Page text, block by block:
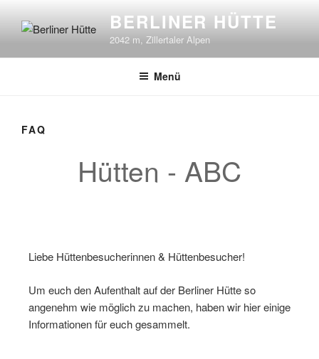
BERLINER HÜTTE
2042 m, Zillertaler Alpen
Menü
FAQ
Hütten - ABC
Liebe Hüttenbesucherinnen & Hüttenbesucher!
Um euch den Aufenthalt auf der Berliner Hütte so
angenehm wie möglich zu machen, haben wir hier einige
Informationen für euch gesammelt.